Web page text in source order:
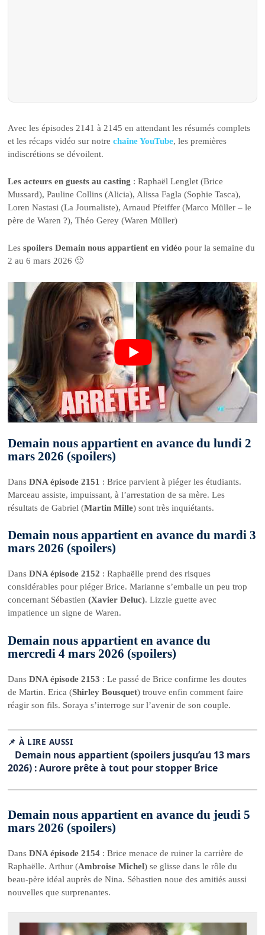
Avec les épisodes 2141 à 2145 en attendant les résumés complets
et les récaps vidéo sur notrechaîne YouTube, les premières
indiscrétions se dévoilent.
Les acteurs en guests au casting : Raphaël Lenglet (Brice
Mussard), Pauline Collins (Alicia), Alissa Fagla (Sophie Tasca),
Loren Nastasi (La Journaliste), Arnaud Pfeiffer (Marco Müller – le
père de Waren ?), Théo Gerey (Waren Müller)
Lesspoilers Demain nous appartient en vidéo pour la semaine du
2 au 6 mars 2026 🙂
Demain nous appartient en avance du lundi 2
mars 2026 (spoilers)
DansDNA épisode 2151 : Brice parvient à piéger les étudiants.
Marceau assiste, impuissant, à l’arrestation de sa mère. Les
résultats de Gabriel (Martin Mille) sont très inquiétants.
Demain nous appartient en avance du mardi 3
mars 2026 (spoilers)
DansDNA épisode 2152 : Raphaëlle prend des risques
considérables pour piéger Brice. Marianne s’emballe un peu trop
concernant Sébastien(Xavier Deluc). Lizzie guette avec
impatience un signe de Waren.
Demain nous appartient en avance du
mercredi 4 mars 2026 (spoilers)
DansDNA épisode 2153 : Le passé de Brice confirme les doutes
de Martin. Erica (Shirley Bousquet) trouve enfin comment faire
réagir son fils. Soraya s’interroge sur l’avenir de son couple.
📌 À LIRE AUSSI
Demain nous appartient (spoilers jusqu’au 13 mars
2026) : Aurore prête à tout pour stopper Brice
Demain nous appartient en avance du jeudi 5
mars 2026 (spoilers)
DansDNA épisode 2154 : Brice menace de ruiner la carrière de
Raphaëlle. Arthur (Ambroise Michel) se glisse dans le rôle du
beau-père idéal auprès de Nina. Sébastien noue des amitiés aussi
nouvelles que surprenantes.